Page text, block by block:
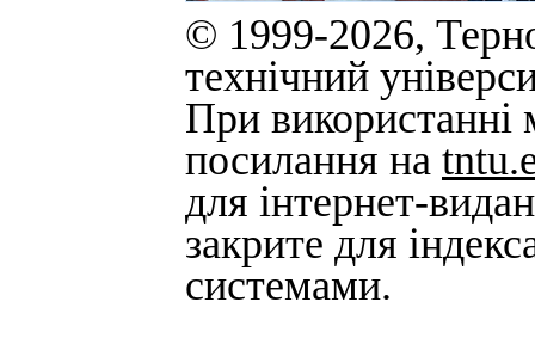
© 1999-2026,
технічний
При використанні
посилання на
для інтернет-
закрите для
системами.